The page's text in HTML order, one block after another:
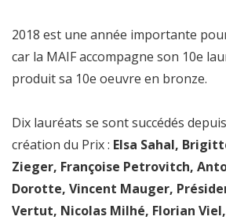
2018 est une année importante
car la MAIF accompagne son 10e
produit sa 10e oeuvre en bronze.
Dix lauréats se sont succédés
création du Prix : Elsa Sahal,
Zieger, Françoise Petrovitch,
Dorotte, Vincent Mauger,
Vertut, Nicolas Milhé, Florian Viel,